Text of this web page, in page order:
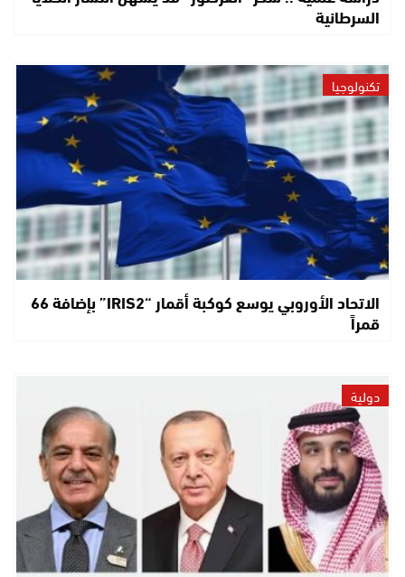
السرطانية
تكنولوجيا
الاتحاد الأوروبي يوسع كوكبة أقمار “IRIS2” بإضافة 66
قمراً
دولية